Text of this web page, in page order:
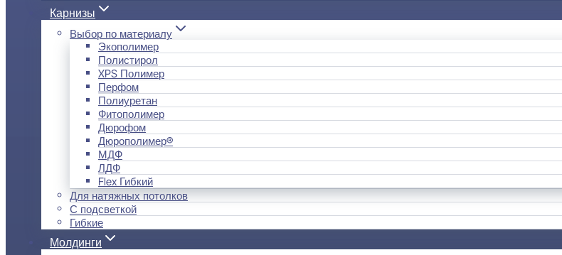
Карнизы
Выбор по материалу
Экополимер
Полистирол
XPS Полимер
Перфом
Полиуретан
Фитополимер
Дюрофом
Дюрополимер®
МДФ
ЛДФ
Flex Гибкий
Для натяжных потолков
С подсветкой
Гибкие
Молдинги